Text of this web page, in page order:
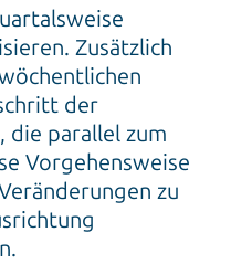
Zusätzlich
der
die parallel zum
Vorgehensweise
zu